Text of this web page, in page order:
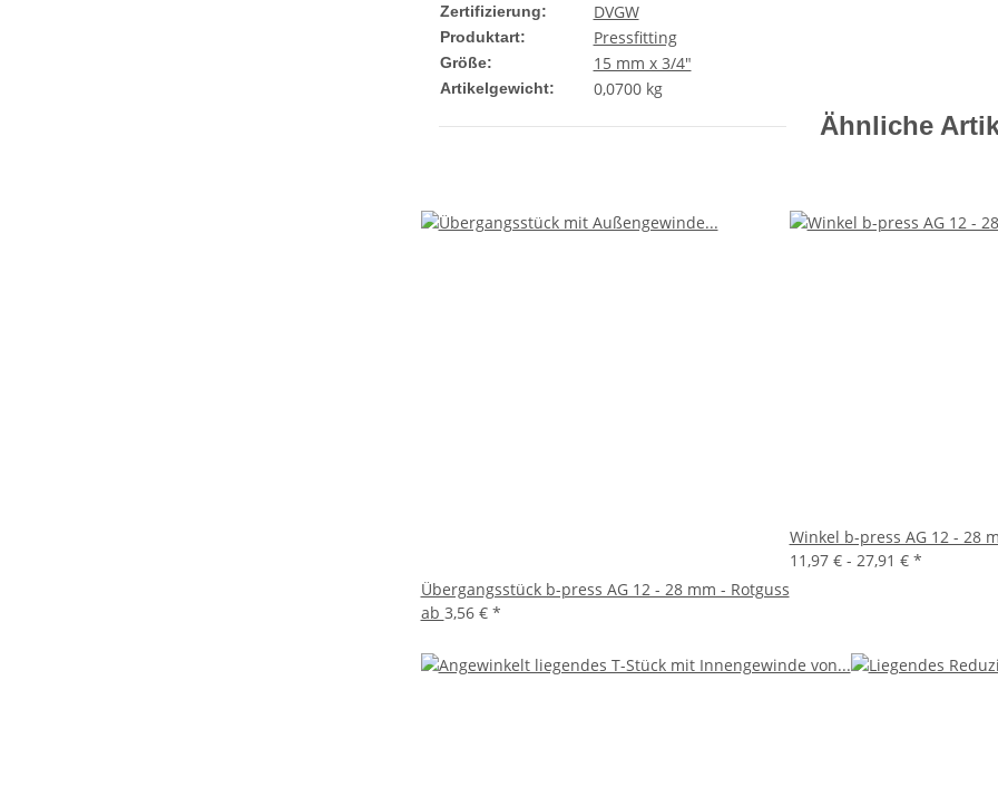
Zertifizierung: DVGW
Produktart: Pressfitting
Größe: 15 mm x 3/4"
Artikelgewicht: 0,0700 kg
Ähnliche
Übergangsstück b-press AG 12 - 28 mm - Rotguss
ab 3,56 € *
Winkel b-press AG 12 - 28
11,97 € - 27,91 € *